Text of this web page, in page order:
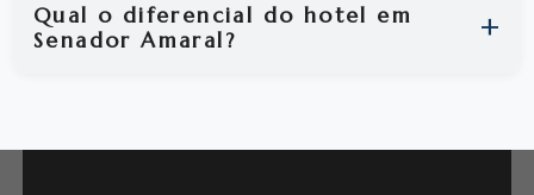
Qual o diferencial do hotel em
Senador Amaral?